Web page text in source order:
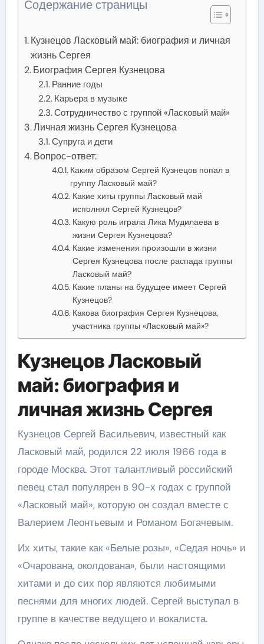
Содержание страницы
Кузнецов Ласковый май: биография и личная
жизнь Сергея
Биография Сергея Кузнецова
Ранние годы
Карьера в музыке
Сотрудничество с группой «Ласковый май»
Личная жизнь Сергея Кузнецова
Супруга и дети
Вопрос-ответ:
Каким образом Сергей Кузнецов попал в
группу Ласковый май?
Какие хиты группы Ласковый май
исполнял Сергей Кузнецов?
Какую роль играла Лика Мудилаева в
жизни Сергея Кузнецова?
Какие изменения произошли в жизни
Сергея Кузнецова после распада группы
Ласковый май?
Какие планы на будущее имеет Сергей
Кузнецов?
Какова биография Сергея Кузнецова,
участника группы «Ласковый май»?
Кузнецов Ласковый
май: биография и
личная жизнь Сергея
Кузнецов Сергей Васильевич, известный как
Ласковый май, родился 22 июля 1966 года в
городе Москва. Этот талантливый российский
певец стал популярен в 90-х годах с группой
«Ласковый май», которую он создал вместе с
Валерием Леонтьевым и Романом Богачевым.
Их хиты, такие как «Белые розы», «Седая ночь» и
«Очарована, околдована», были настоящими
хитами и до сих пор являются любимыми
песнями для многих людей. Сергей выступал в
группе в качестве ведущего и вокалиста.